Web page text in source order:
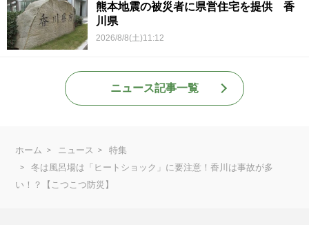
熊本地震の被災者に県営住宅を提供 香
川県
2026/8/8(土)11:12
ニュース記事一覧
ホーム ニュース
特集
冬は風呂場は「ヒートショック」に要注意！香川は事故が多
い！？【こつこつ防災】